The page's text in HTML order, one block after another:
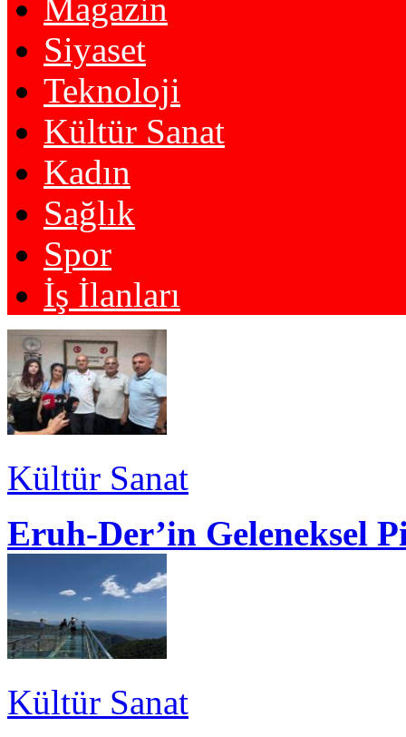
Magazin
Siyaset
Teknoloji
Kültür Sanat
Kadın
Sağlık
Spor
İş İlanları
Kültür Sanat
Eruh-Der’in Geleneksel
Kültür Sanat